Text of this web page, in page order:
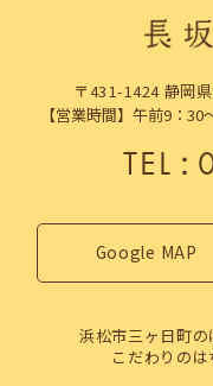
〒431-1424 静岡
【営業時間】午前9：30
TEL：
Google MAP
浜松市三ヶ日町
こだわりの